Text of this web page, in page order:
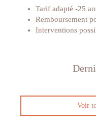
Tarif adapté -25
Remboursement
Interventions
Voir